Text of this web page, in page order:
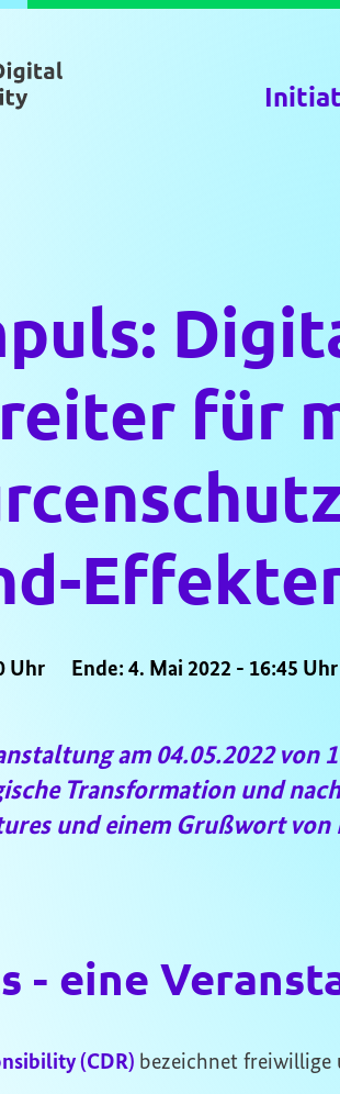
für
Uhr Ende: 4. Mai 2022 - 16:45 Uhr
am 04.05.2022 von
Transformation und
und einem Grußwort
- eine
(CDR) bezeichnet freiwillige